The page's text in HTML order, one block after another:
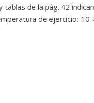
tablas de la pág. 42 indican
de ejercicio:-10